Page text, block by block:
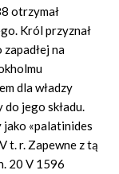
otrzymał
Król przyznał
na
dla władzy
do jego składu.
jako «palatinides
t. r. Zapewne z tą
20 V 1596